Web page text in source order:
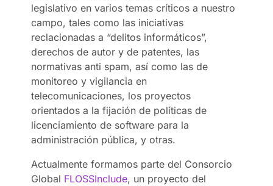
legislativo en varios temas críticos a nuestro
campo, tales como las iniciativas
reclacionadas a “delitos informáticos”,
derechos de autor y de patentes, las
normativas anti spam, así como las de
monitoreo y vigilancia en
telecomunicaciones, los proyectos
orientados a la fijación de políticas de
licenciamiento de software para la
administración pública, y otras.
Actualmente formamos parte del Consorcio
Global FLOSSInclude, un proyecto del